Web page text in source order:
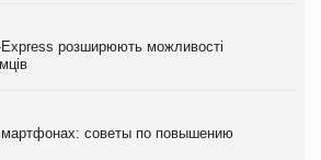
розширюють можливості
советы по повышению